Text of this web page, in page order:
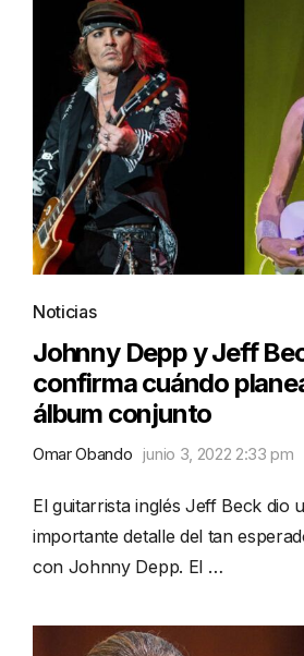
Noticias
Johnny Depp y Jeff
confirma cuándo
álbum conjunto
Omar Obando junio 3, 2022 2:33 pm
El guitarrista inglés Jeff Beck dio
importante detalle del tan
con Johnny Depp. El …